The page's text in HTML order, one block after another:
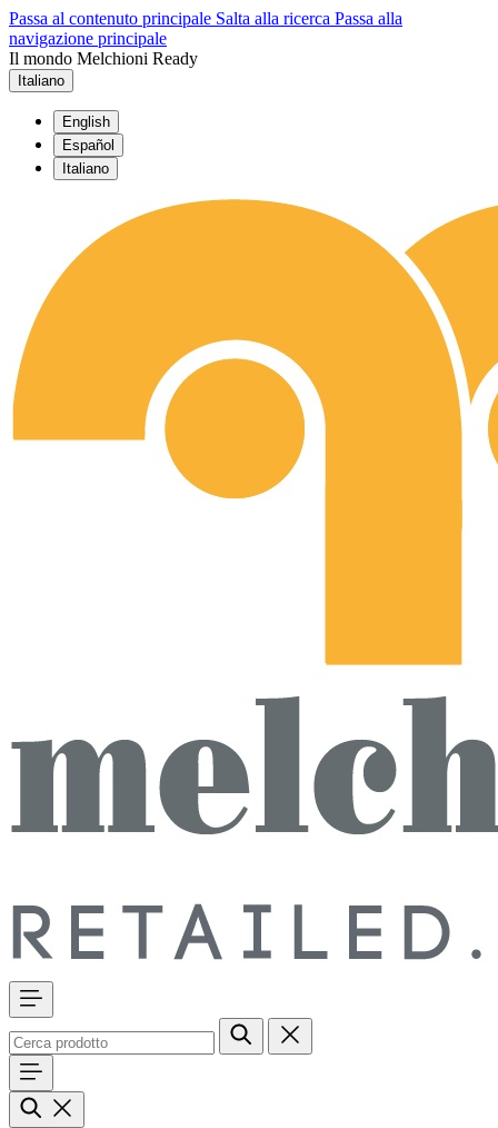
Passa al contenuto principale Salta alla ricerca Passa alla
navigazione principale
Il mondo Melchioni Ready
Italiano
English
Español
Italiano